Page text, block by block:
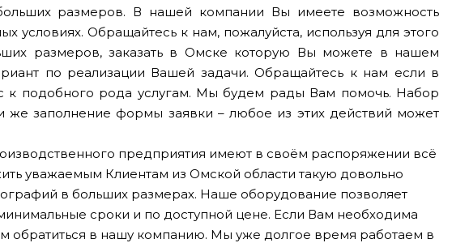
размеров. В нашей компании Вы имеете возможность
условиях. Обращайтесь к нам, пожалуйста, используя для этого
размеров, заказать в Омске которую Вы можете в нашем
по реализации Вашей задачи. Обращайтесь к нам если в
к подобного рода услугам. Мы будем рады Вам помочь. Набор
же заполнение формы заявки – любое из этих действий может
предприятия имеют в своём распоряжении всё
уважаемым Клиентам из Омской области такую довольно
в больших размерах. Наше оборудование позволяет
сроки и по доступной цене. Если Вам необходима
обратиться в нашу компанию. Мы уже долгое время работаем в